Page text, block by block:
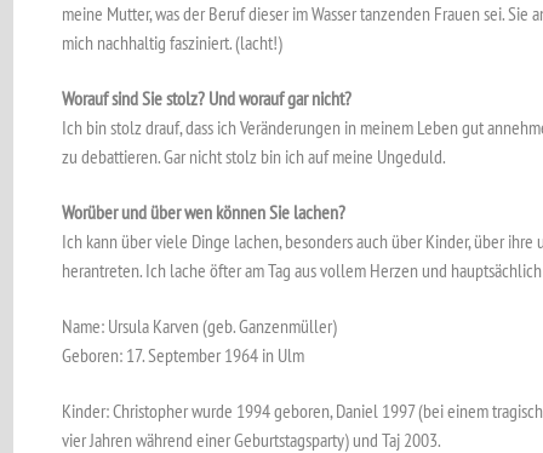
meine Mutter, was der Beruf dieser im Wasser tanzenden Frauen sei. Sie
mich nachhaltig fasziniert. (lacht!)
Worauf sind Sie stolz? Und worauf gar nicht?
Ich bin stolz drauf, dass ich Veränderungen in meinem Leben gut
zu debattieren. Gar nicht stolz bin ich auf meine Ungeduld.
Worüber und über wen können Sie lachen?
Ich kann über viele Dinge lachen, besonders auch über Kinder, über
herantreten. Ich lache öfter am Tag aus vollem Herzen und
Name: Ursula Karven (geb. Ganzenmüller)
Geboren: 17. September 1964 in Ulm
Kinder: Christopher wurde 1994 geboren, Daniel 1997 (bei einem
vier Jahren während einer Geburtstagsparty) und Taj 2003.